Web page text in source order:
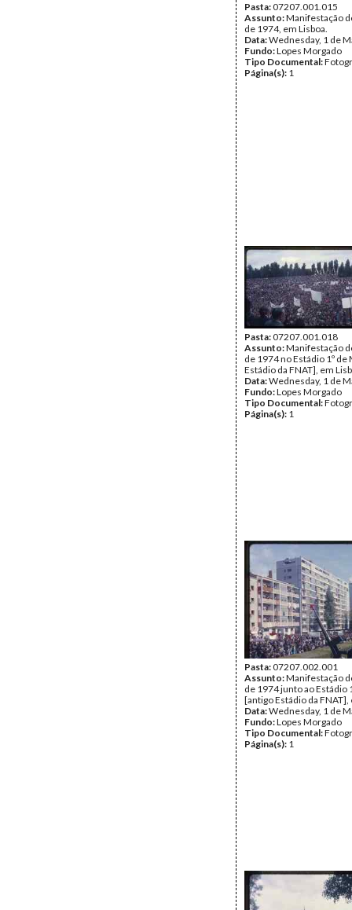
Pasta:07207.001.015
Assunto:Manifestação
de 1974, em Lisboa.
Data:Wednesday, 1 de
Fundo:Lopes Morgado
Tipo Documental:
Página(s): 1
Pasta:07207.001.018
Assunto:Manifestação
de 1974 no Estádio 1º de
Estádio da FNAT], em
Data:Wednesday, 1 de
Fundo:Lopes Morgado
Tipo Documental:
Página(s): 1
Pasta:07207.002.001
Assunto:Manifestação
de 1974 junto ao Estádio
[antigo Estádio da FNAT],
Data:Wednesday, 1 de
Fundo:Lopes Morgado
Tipo Documental:
Página(s): 1